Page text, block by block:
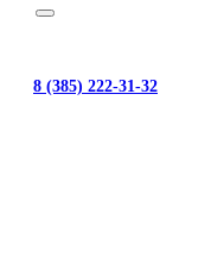
8 (385) 222-31-32